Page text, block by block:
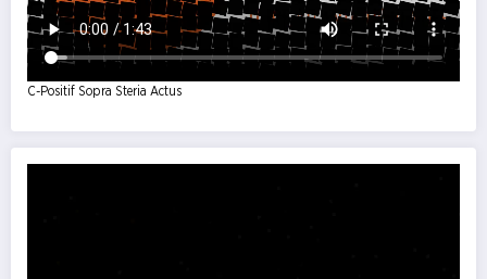
C-Positif Sopra Steria Actus